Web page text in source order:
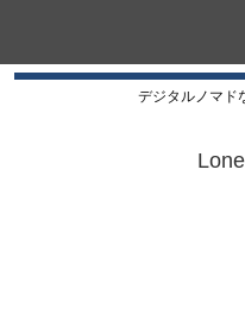
デジタルノマド